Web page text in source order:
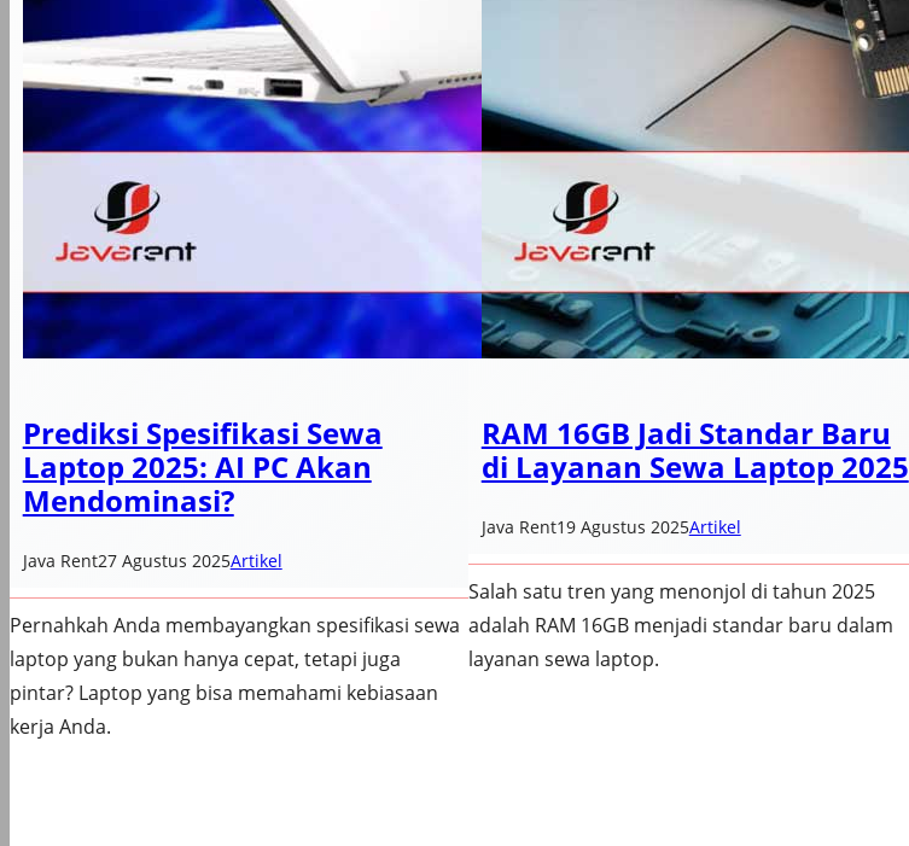
Prediksi Spesifikasi Sewa
Laptop 2025: AI PC Akan
Mendominasi?
Java Rent27 Agustus 2025Artikel
Pernahkah Anda membayangkan spesifikasi sewa
laptop yang bukan hanya cepat, tetapi juga
pintar? Laptop yang bisa memahami kebiasaan
kerja Anda.
RAM 16GB Jadi Standar Baru
di Layanan Sewa Laptop 2025
Java Rent19 Agustus 2025Artikel
Salah satu tren yang menonjol di tahun 2025
adalah RAM 16GB menjadi standar baru dalam
layanan sewa laptop.